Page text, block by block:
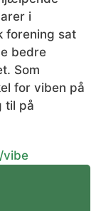
i
forening sat
bedre
Som
for viben på
til på
vibe